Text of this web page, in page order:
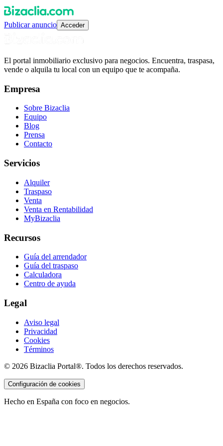
Publicar anuncio Acceder
El portal inmobiliario exclusivo para negocios. Encuentra, traspasa,
vende o alquila tu local con un equipo que te acompaña.
Empresa
Sobre Bizaclia
Equipo
Blog
Prensa
Contacto
Servicios
Alquiler
Traspaso
Venta
Venta en Rentabilidad
MyBizaclia
Recursos
Guía del arrendador
Guía del traspaso
Calculadora
Centro de ayuda
Legal
Aviso legal
Privacidad
Cookies
Términos
© 2026 Bizaclia Portal®. Todos los derechos reservados.
Configuración de cookies
Hecho en España con foco en negocios.